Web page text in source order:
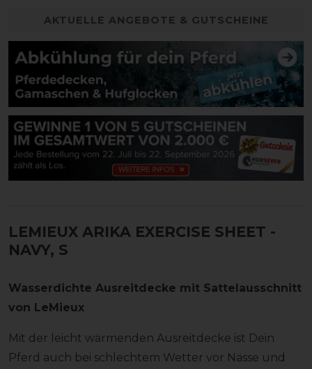
AKTUELLE ANGEBOTE & GUTSCHEINE
LEMIEUX ARIKA EXERCISE SHEET -
NAVY, S
Wasserdichte Ausreitdecke mit Sattelausschnitt
von LeMieux
Mit der leicht wärmenden Ausreitdecke ist Dein
Pferd auch bei schlechtem Wetter vor Nässe und